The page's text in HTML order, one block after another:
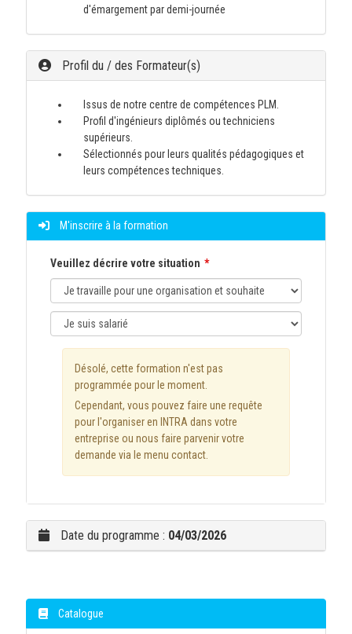
d'émargement par demi-journée
Profil du / des Formateur(s)
Issus de notre centre de compétences PLM.
Profil d'ingénieurs diplômés ou techniciens
supérieurs.
Sélectionnés pour leurs qualités pédagogiques et
leurs compétences techniques.
M'inscrire à la formation
Veuillez décrire votre situation
Désolé, cette formation n'est pas
programmée pour le moment.
Cependant, vous pouvez faire une requête
pour l'organiser en INTRA dans votre
entreprise ou nous faire parvenir votre
demande via le menu contact.
Date du programme : 04/03/2026
Catalogue